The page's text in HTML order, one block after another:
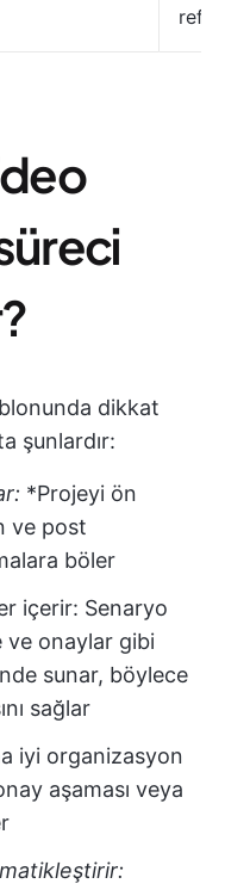
dikkat
şunlardır:
*Projeyi ön
ve post
böler
içerir: Senaryo
ve onaylar gibi
sunar, böylece
sağlar
iyi organizasyon
aşaması veya